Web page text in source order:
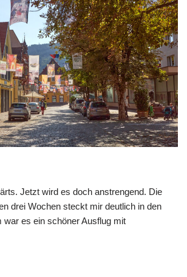
Jetzt wird es doch anstrengend. Die
drei Wochen steckt mir deutlich in den
war es ein schöner Ausflug mit